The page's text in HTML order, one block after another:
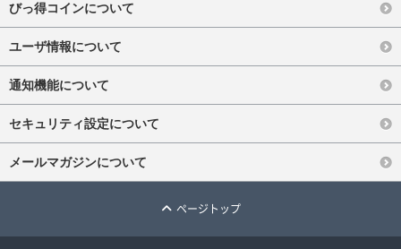
びっ得コインについて
ユーザ情報について
通知機能について
セキュリティ設定について
メールマガジンについて
ページトップ